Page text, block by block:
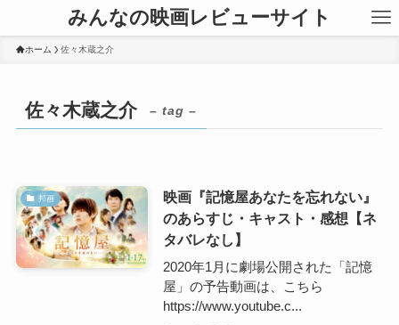
みんなの映画レビューサイト
ホーム 佐々木蔵之介
佐々木蔵之介 – tag –
邦画
映画『記憶屋あなたを忘れない』
のあらすじ・キャスト・感想【ネ
タバレなし】
2020年1月に劇場公開された「記憶
屋」の予告動画は、こちら
https://www.youtube.c...